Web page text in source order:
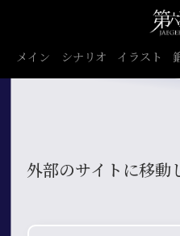
メイン シナリオ イラスト
外部のサイトに移動